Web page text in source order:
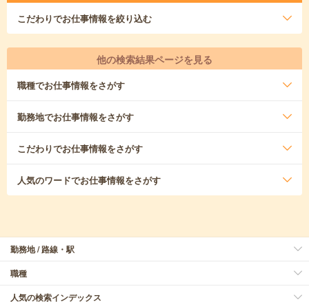
こだわりでお仕事情報を絞り込む
他の検索結果ページを見る
職種でお仕事情報をさがす
勤務地でお仕事情報をさがす
こだわりでお仕事情報をさがす
人気のワードでお仕事情報をさがす
勤務地 / 路線・駅
職種
人気の検索インデックス